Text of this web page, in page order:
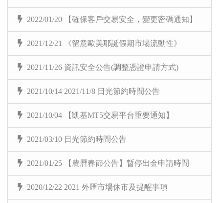
2022/01/20 【確保客戶交易安全，變更密碼通知】
2021/12/21 《留意歐美耶誕假期市場流動性》
2021/11/26 資訊安全公告(調整憑證申請方式)
2021/10/14 2021/11/8 日光節約時間公告
2021/10/04 【凱基MT5交易平台重要通知】
2021/03/10 日光節約時間公告
2021/01/25 【農曆春節公告】暫停出金申請時間
2020/12/22 2021 外匯市場休市及提醒事項